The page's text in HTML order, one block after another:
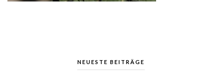
NEUESTE BEITRÄGE